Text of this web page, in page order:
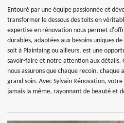
Entouré par une équipe passionnée et
transformer le dessous des toits en
expertise en rénovation nous permet
durables, adaptées aux besoins uniques
soit à Plainfaing ou ailleurs, est une
savoir-faire et notre attention aux détails.
nous assurons que chaque recoin, chaque
grand soin. Avec Sylvain Rénovation,
jamais la même, rayonnant de beauté et